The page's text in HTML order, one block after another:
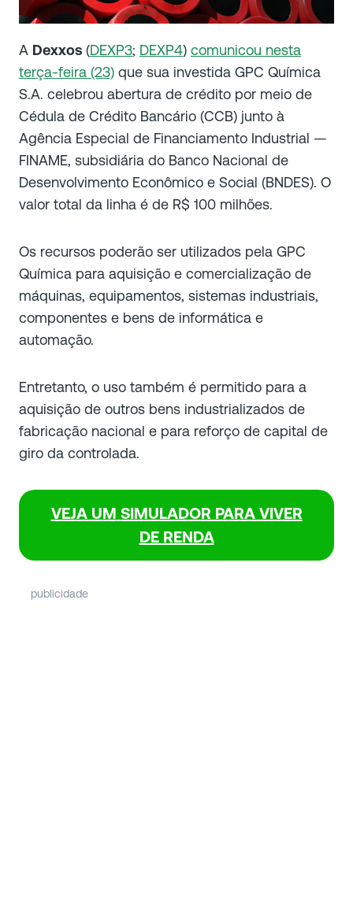
A Dexxos (DEXP3; DEXP4) comunicou nesta
terça-feira (23) que sua investida GPC Química
S.A. celebrou abertura de crédito por meio de
Cédula de Crédito Bancário (CCB) junto à
Agência Especial de Financiamento Industrial —
FINAME, subsidiária do Banco Nacional de
Desenvolvimento Econômico e Social (BNDES). O
valor total da linha é de R$ 100 milhões.
Os recursos poderão ser utilizados pela GPC
Química para aquisição e comercialização de
máquinas, equipamentos, sistemas industriais,
componentes e bens de informática e
automação.
Entretanto, o uso também é permitido para a
aquisição de outros bens industrializados de
fabricação nacional e para reforço de capital de
giro da controlada.
VEJA UM SIMULADOR PARA VIVER
DE RENDA
publicidade